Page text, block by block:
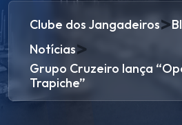
Clube dos Jangadeiros>
Notícias>
Grupo Cruzeiro lança
Trapiche”